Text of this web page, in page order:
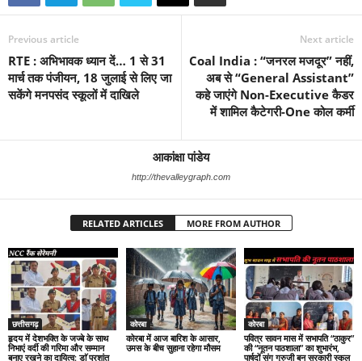
Previous article
RTE : अभिभावक ध्यान दें… 1 से 31
मार्च तक पंजीयन, 18 जुलाई से लिए जा
सकेंगे मनपसंद स्कूलों में दाखिले
Next article
Coal India : “जनरल मजदूर” नहीं,
अब से “General Assistant”
कहे जाएंगे Non-Executive कैडर
में शामिल कैटेगरी-One कोल कर्मी
आकांक्षा पांडेय
http://thevalleygraph.com
RELATED ARTICLES MORE FROM AUTHOR
छत्तीसगढ़
हृदय में देशभक्ति के जज्बे के साथ
निभाएं वर्दी की गरिमा और सम्मान
बनाए रखने का दायित्व: डाॅ प्रशांत
कोरबा
कोरबा में आज बारिश के आसार,
उमस के बीच सुहाना रहेगा मौसम
कोरबा
पवित्र सावन मास में सभापति “ठाकुर”
की “नूतन पाठशाला” का शुभारंभ,
पार्षदों संग गुरुजी बन सरकारी स्कूल